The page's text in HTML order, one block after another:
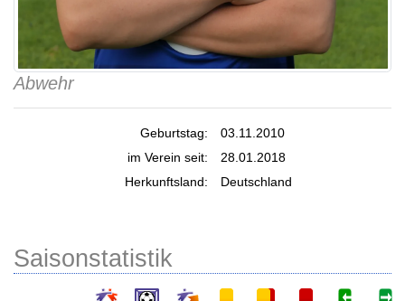
Abwehr
Geburtstag:
03.11.2010
im Verein seit:
28.01.2018
Herkunftsland:
Deutschland
Saisonstatistik